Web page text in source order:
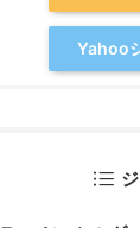
Yahoo